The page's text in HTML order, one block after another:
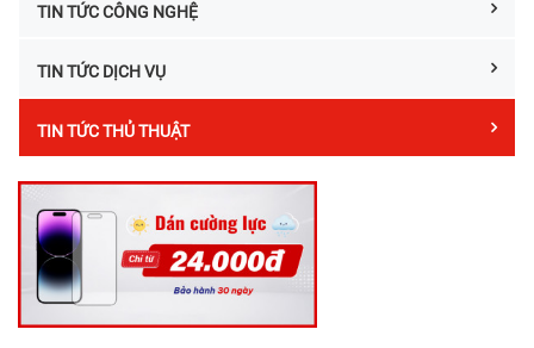
TIN TỨC CÔNG NGHỆ
TIN TỨC DỊCH VỤ
TIN TỨC THỦ THUẬT